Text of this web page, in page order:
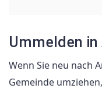
Ummelden in
Wenn Sie neu nach
Gemeinde